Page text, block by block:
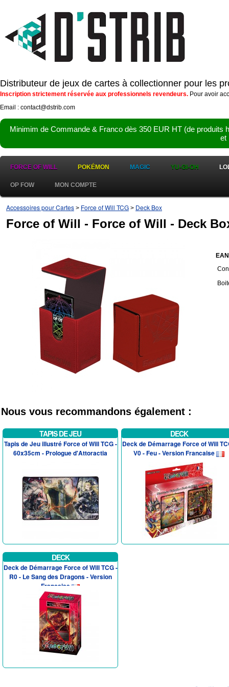
Distributeur de jeux de cartes à collectionner pour les
Inscription strictement réservée aux professionnels revendeurs. Pour avoir
Email : contact@dstrib.com
Minimim de Commande & Franco dès 350 EUR HT (de
et
FORCE OF WILL POKÉMON MAGIC YU-GI-OH
OP FOW MON COMPTE
Accessoires pour Cartes > Force of Will TCG > Deck Box
Force of Will - Force of Will - Deck
Nous vous recommandons également :
TAPIS DE JEU
Tapis de Jeu illustré Force of Will TCG -
60x35cm - Prologue d'Attoractia
DECK
Deck de Démarrage Force of Will
V0 - Feu - Version Francaise
DECK
Deck de Démarrage Force of Will TCG -
R0 - Le Sang des Dragons - Version
Francaise